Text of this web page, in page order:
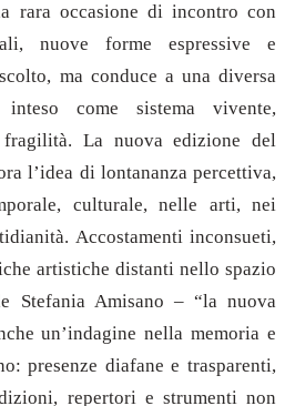
rara occasione di incontro con
nuove forme espressive e
ma conduce a una diversa
come sistema vivente,
fragilità. La nuova edizione del
l’idea di lontananza percettiva,
culturale, nelle arti, nei
Accostamenti inconsueti,
artistiche distanti nello spazio
Stefania Amisano – “la nuova
un’indagine nella memoria e
presenze diafane e trasparenti,
repertori e strumenti non